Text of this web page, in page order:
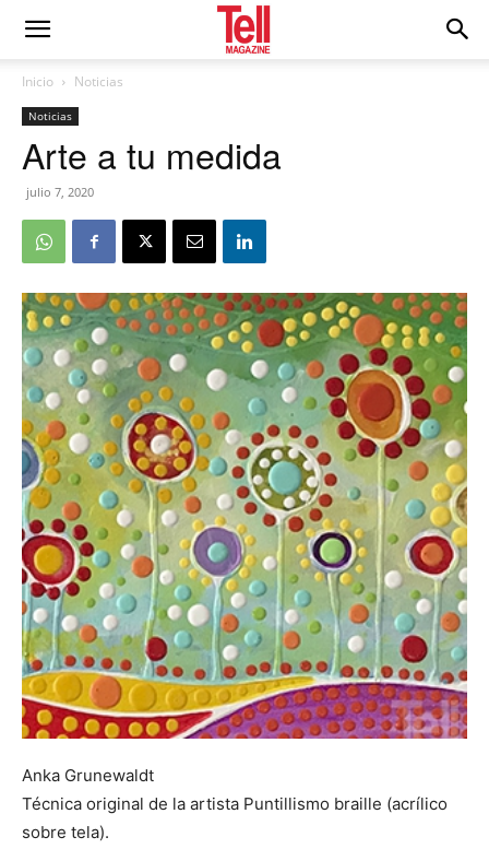
Inicio Noticias
Noticias
Arte a tu medida
julio 7, 2020
Anka Grunewaldt
Técnica original de la artista Puntillismo braille (acrílico
sobre tela).